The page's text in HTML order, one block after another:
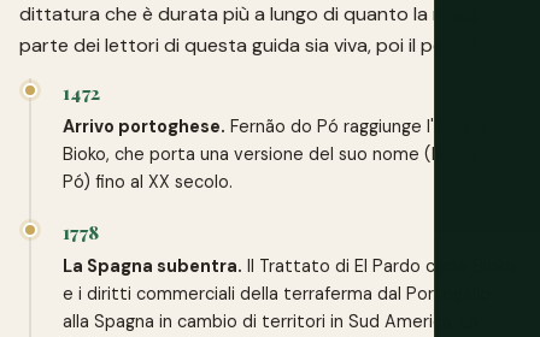
dittatura che è durata più a lungo di quanto la maggior
parte dei lettori di questa guida sia viva, poi il petrolio.
1472
Arrivo portoghese. Fernão do Pó raggiunge l'Isola di
Bioko, che porta una versione del suo nome (Fernando
Pó) fino al XX secolo.
1778
La Spagna subentra. Il Trattato di El Pardo cede Bioko
e i diritti commerciali della terraferma dal Portogallo
alla Spagna in cambio di territori in Sud America. La